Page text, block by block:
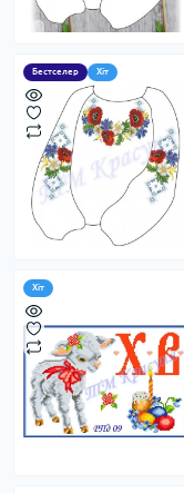
Бестселер Хіт
Хіт